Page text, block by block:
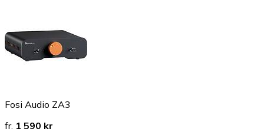
Fosi Audio ZA3
fr. 1 590 kr